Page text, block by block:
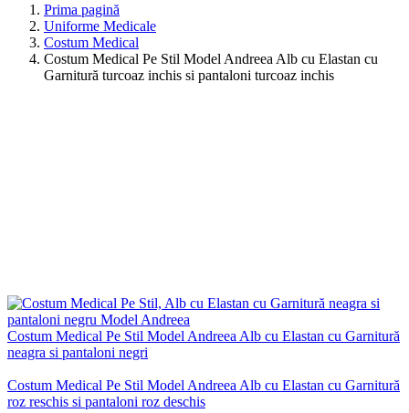
Prima pagină
Uniforme Medicale
Costum Medical
Costum Medical Pe Stil Model Andreea Alb cu Elastan cu
Garnitură turcoaz inchis si pantaloni turcoaz inchis
Costum Medical Pe Stil Model Andreea Alb cu Elastan cu Garnitură
neagra si pantaloni negri
Costum Medical Pe Stil Model Andreea Alb cu Elastan cu Garnitură
roz reschis si pantaloni roz deschis